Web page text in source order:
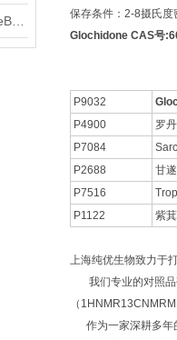
保存条件：2-8摄氏度
Glochidone CAS号
P9032
P4900
罗
P7084
P2688
甘
P7516
P1122
紫
上海纯优生物致力于
我们专业的对照品
（
作为一家深耕多年